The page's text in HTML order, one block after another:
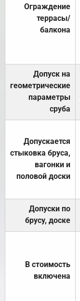
Ограждение
террасы/
балкона
Допуск на
геометрические
параметры
сруба
Допускается
стыковка бруса,
вагонки и
половой доски
Допуски по
брусу, доске
В стоимость
включена